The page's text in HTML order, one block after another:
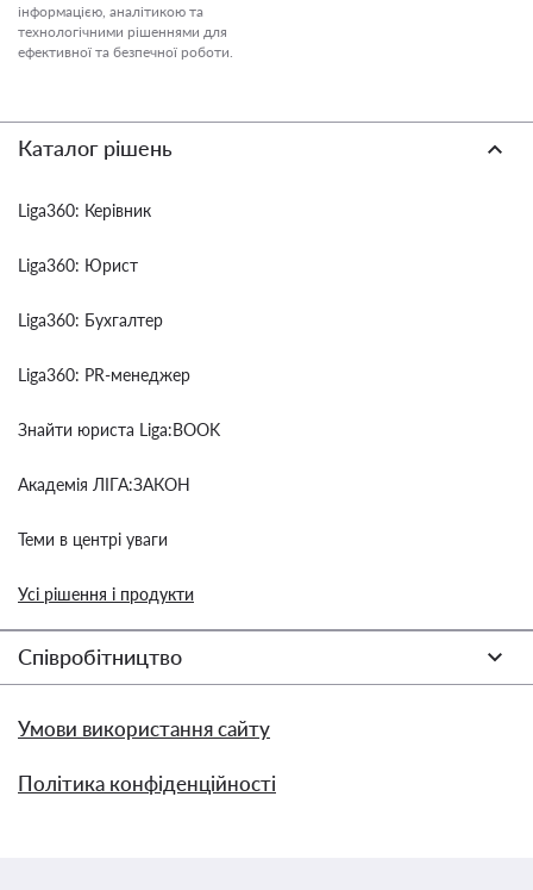
інформацією, аналітикою та
технологічними рішеннями для
ефективної та безпечної роботи.
Каталог рішень
Liga360: Керівник
Liga360: Юрист
Liga360: Бухгалтер
Liga360: PR-менеджер
Знайти юриста Liga:BOOK
Академія ЛІГА:ЗАКОН
Теми в центрі уваги
Усі рішення і продукти
Співробітництво
Умови використання сайту
Політика конфіденційності